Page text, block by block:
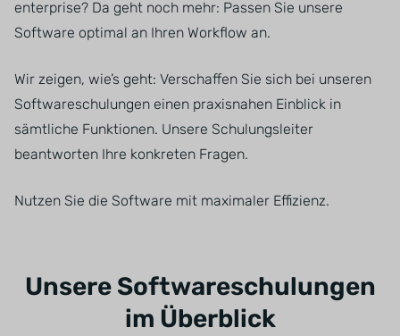
enterprise? Da geht noch mehr: Passen Sie unsere
Software optimal an Ihren Workflow an.
Wir zeigen, wie’s geht: Verschaffen Sie sich bei unseren
Softwareschulungen einen praxisnahen Einblick in
sämtliche Funktionen. Unsere Schulungsleiter
beantworten Ihre konkreten Fragen.
Nutzen Sie die Software mit maximaler Effizienz.
Unsere Software­schulungen
im Überblick